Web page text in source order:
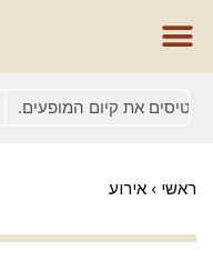
את קיום המופעים.
ראשי › אירוע